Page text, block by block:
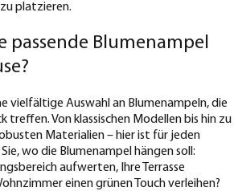
platzieren.
passende Blumenampel
vielfältige Auswahl an Blumenampeln, die
treffen. Von klassischen Modellen bis hin zu
Materialien – hier ist für jeden
wo die Blumenampel hängen soll:
aufwerten, Ihre Terrasse
einen grünen Touch verleihen?